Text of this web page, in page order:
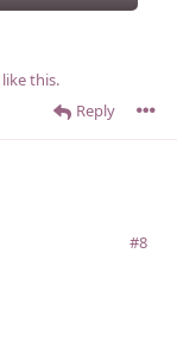
Reply
like this.
#8